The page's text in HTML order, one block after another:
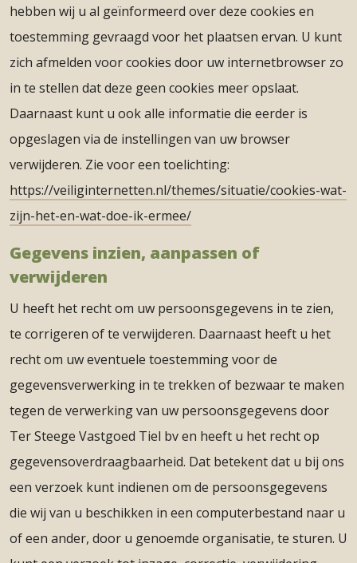
hebben wij u al geïnformeerd over deze cookies en
toestemming gevraagd voor het plaatsen ervan. U kunt
zich afmelden voor cookies door uw internetbrowser zo
in te stellen dat deze geen cookies meer opslaat.
Daarnaast kunt u ook alle informatie die eerder is
opgeslagen via de instellingen van uw browser
verwijderen. Zie voor een toelichting:
https://veiliginternetten.nl/themes/situatie/cookies-wat-
zijn-het-en-wat-doe-ik-ermee/
Gegevens inzien, aanpassen of
verwijderen
U heeft het recht om uw persoonsgegevens in te zien,
te corrigeren of te verwijderen. Daarnaast heeft u het
recht om uw eventuele toestemming voor de
gegevensverwerking in te trekken of bezwaar te maken
tegen de verwerking van uw persoonsgegevens door
Ter Steege Vastgoed Tiel bv en heeft u het recht op
gegevensoverdraagbaarheid. Dat betekent dat u bij ons
een verzoek kunt indienen om de persoonsgegevens
die wij van u beschikken in een computerbestand naar u
of een ander, door u genoemde organisatie, te sturen. U